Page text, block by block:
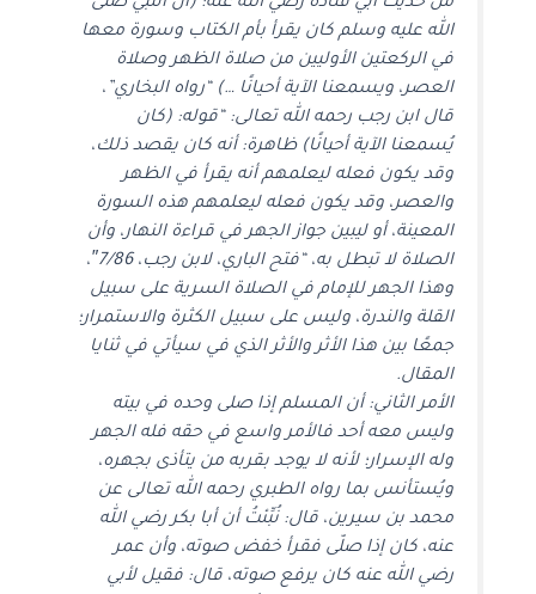
الله عليه وسلم كان يقرأ بأم الكتاب وسورة معها
في الركعتين الأوليين من صلاة الظهر وصلاة
العصر، ويسمعنا الآية أحيانًا …) “رواه البخاري”،
قال ابن رجب رحمه الله تعالى: “قوله: (كان
يُسمعنا الآية أحيانًا) ظاهرة: أنه كان يقصد ذلك،
وقد يكون فعله ليعلمهم أنه يقرأ في الظهر
والعصر، وقد يكون فعله ليعلمهم هذه السورة
المعينة، أو ليبين جواز الجهر في قراءة النهار، وأن
الصلاة لا تبطل به، “فتح الباري، لابن رجب، 7/86″،
وهذا الجهر للإمام في الصلاة السرية على سبيل
القلة والندرة، وليس على سبيل الكثرة والاستمرار؛
جمعًا بين هذا الأثر والأثر الذي في سيأتي في ثنايا
المقال.
الأمر الثاني: أن المسلم إذا صلى وحده في بيته
وليس معه أحد فالأمر واسع في حقه فله الجهر
وله الإسرار؛ لأنه لا يوجد بقربه من يتأذى بجهره،
ويُستأنس بما رواه الطبري رحمه الله تعالى عن
محمد بن سيرين، قال: نُبِّئتُ أن أبا بكر رضي الله
عنه، كان إذا صلّى فقرأ خفض صوته، وأن عمر
رضي الله عنه كان يرفع صوته، قال: فقيل لأبي